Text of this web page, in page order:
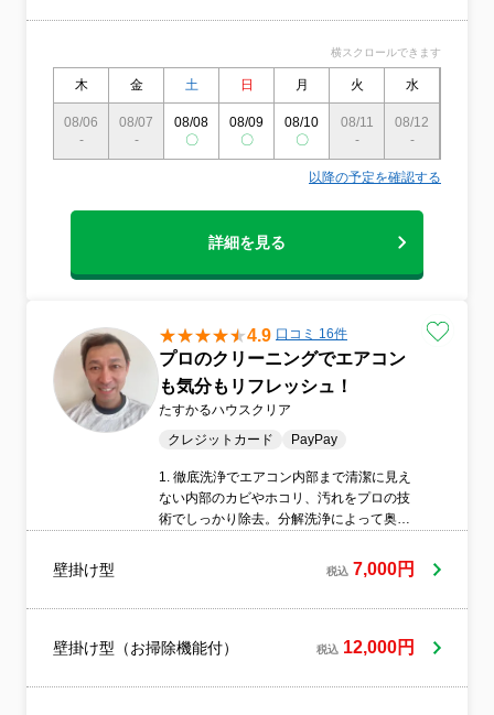
応を追求しております。
横スクロールできます
木 金 土 日 月 火 水
08/06
-
08/07
-
08/08
〇
08/09
〇
08/10
〇
08/11
-
08/12
-
以降の予定を確認する
詳細を見る
4.9 口コミ 16件
プロのクリーニングでエアコン
も気分もリフレッシュ！
たすかるハウスクリア
クレジットカード
PayPay
1. 徹底洗浄でエアコン内部まで清潔に見え
ない内部のカビやホコリ、汚れをプロの技
術でしっかり除去。分解洗浄によって奥ま
健康的な空気環境をサポートアレルギーや
喘息対策にも効果的。花粉やハウスダスト
れを取り除くことでエアコンの効率が向
消費を抑えることができます。4. 消臭・防
壁掛け型 税込 7,000円
壁掛け型（お掃除機能付） 税込 12,000円